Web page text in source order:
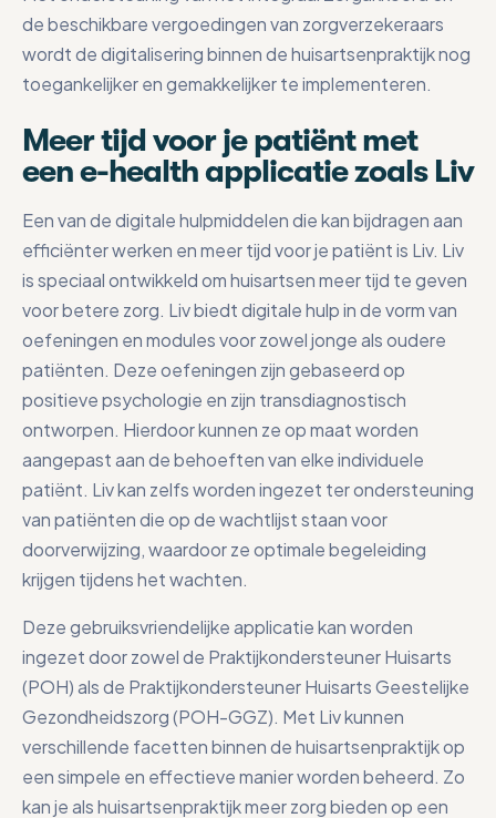
de beschikbare vergoedingen van zorgverzekeraars
wordt de digitalisering binnen de huisartsenpraktijk nog
toegankelijker en gemakkelijker te implementeren.
Meer tijd voor je patiënt met
een e-health applicatie zoals Liv
Een van de digitale hulpmiddelen die kan bijdragen aan
efficiënter werken en meer tijd voor je patiënt is Liv. Liv
is speciaal ontwikkeld om huisartsen meer tijd te geven
voor betere zorg. Liv biedt digitale hulp in de vorm van
oefeningen en modules voor zowel jonge als oudere
patiënten. Deze oefeningen zijn gebaseerd op
positieve psychologie en zijn transdiagnostisch
ontworpen. Hierdoor kunnen ze op maat worden
aangepast aan de behoeften van elke individuele
patiënt. Liv kan zelfs worden ingezet ter ondersteuning
van patiënten die op de wachtlijst staan voor
doorverwijzing, waardoor ze optimale begeleiding
krijgen tijdens het wachten.
Deze gebruiksvriendelijke applicatie kan worden
ingezet door zowel de Praktijkondersteuner Huisarts
(POH) als de Praktijkondersteuner Huisarts Geestelijke
Gezondheidszorg (POH-GGZ). Met Liv kunnen
verschillende facetten binnen de huisartsenpraktijk op
een simpele en effectieve manier worden beheerd. Zo
kan je als huisartsenpraktijk meer zorg bieden op een